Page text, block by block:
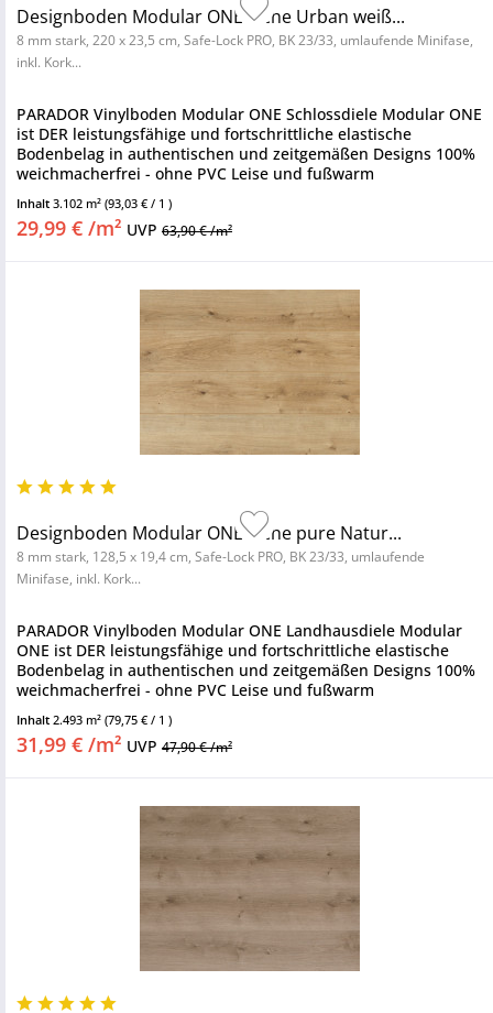
Designboden Modular ONE Eiche Urban weiß...
8 mm stark, 220 x 23,5 cm, Safe-Lock PRO, BK 23/33, umlaufende Minifase,
inkl. Kork...
PARADOR Vinylboden Modular ONE Schlossdiele Modular ONE
ist DER leistungsfähige und fortschrittliche elastische
Bodenbelag in authentischen und zeitgemäßen Designs 100%
weichmacherfrei - ohne PVC Leise und fußwarm
Nutzungsklasse 23/33 -...
Inhalt 3.102 m² (93,03 € / 1 )
29,99 € /m² UVP 63,90 € /m²
Designboden Modular ONE Eiche pure Natur...
8 mm stark, 128,5 x 19,4 cm, Safe-Lock PRO, BK 23/33, umlaufende
Minifase, inkl. Kork...
PARADOR Vinylboden Modular ONE Landhausdiele Modular
ONE ist DER leistungsfähige und fortschrittliche elastische
Bodenbelag in authentischen und zeitgemäßen Designs 100%
weichmacherfrei - ohne PVC Leise und fußwarm
Nutzungsklasse 23/33 -...
Inhalt 2.493 m² (79,75 € / 1 )
31,99 € /m² UVP 47,90 € /m²